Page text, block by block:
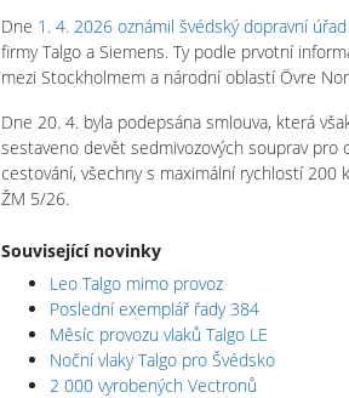
Dne 1. 4. 2026 oznámil švédský dopravní
firmy Talgo a Siemens. Ty podle prvotní
mezi Stockholmem a národní oblastí Övre
Dne 20. 4. byla podepsána smlouva, která
sestaveno devět sedmivozových souprav
cestování, všechny s maximální rychlostí 200
ŽM 5/26.
Související novinky
Leo Talgo mimo provoz
Poslední exemplář řady 384
Měsíc provozu vlaků Talgo LE
Noční vlaky Talgo pro Švédsko
2 000 vyrobených Vectronů